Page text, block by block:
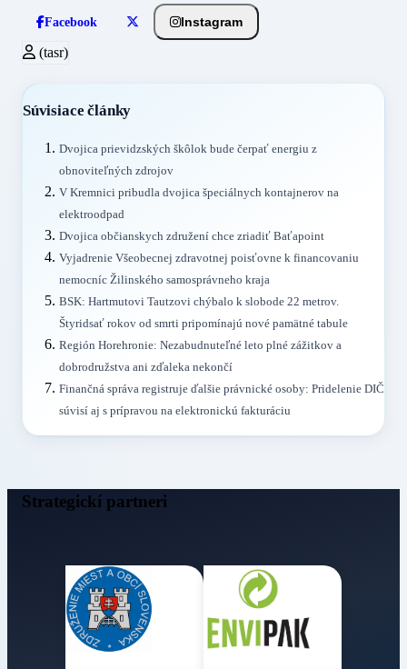
Facebook Instagram
(tasr)
Súvisiace články
Dvojica prievidzských škôlok bude čerpať energiu z
obnoviteľných zdrojov
V Kremnici pribudla dvojica špeciálnych kontajnerov na
elektroodpad
Dvojica občianskych združení chce zriadiť Baťapoint
Vyjadrenie Všeobecnej zdravotnej poisťovne k financovaniu
nemocníc Žilinského samosprávneho kraja
BSK: Hartmutovi Tautzovi chýbalo k slobode 22 metrov.
Štyridsať rokov od smrti pripomínajú nové pamätné tabule
Región Horehronie: Nezabudnuteľné leto plné zážitkov a
dobrodružstva ani zďaleka nekončí
Finančná správa registruje ďalšie právnické osoby: Pridelenie DIČ
súvisí aj s prípravou na elektronickú fakturáciu
Strategickí partneri